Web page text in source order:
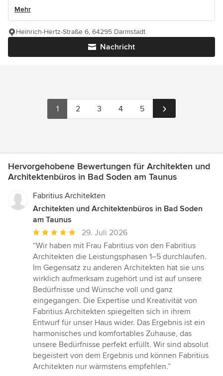
Mehr
Nachricht
Heinrich-Hertz-Straße 6, 64295 Darmstadt
1 2 3 4 5
Hervorgehobene Bewertungen für Architekten und
Architektenbüros in Bad Soden am Taunus
Fabritius Architekten
Architekten und Architektenbüros in Bad Soden
am Taunus
Durchschnittliche
Bewertung:
5
von
5
Sternen
29. Juli 2026
“Wir haben mit Frau Fabritius von den Fabritius
Architekten die Leistungsphasen 1–5 durchlaufen.
Im Gegensatz zu anderen Architekten hat sie uns
wirklich aufmerksam zugehört und ist auf unsere
Bedürfnisse und Wünsche voll und ganz
eingegangen. Die Expertise und Kreativität von
Fabritius Architekten spiegelten sich in ihrem
Entwurf für unser Haus wider. Das Ergebnis ist ein
harmonisches und komfortables Zuhause, das
unsere Bedürfnisse perfekt erfüllt. Wir sind absolut
begeistert von dem Ergebnis und können Fabritius
Architekten nur wärmstens empfehlen.”